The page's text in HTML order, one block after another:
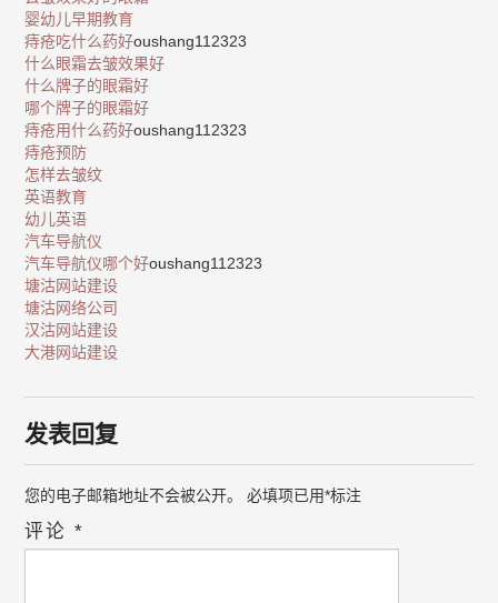
婴幼儿早期教育
痔疮吃什么药好oushang112323
什么眼霜去皱效果好
什么牌子的眼霜好
哪个牌子的眼霜好
痔疮用什么药好oushang112323
痔疮预防
怎样去皱纹
英语教育
幼儿英语
汽车导航仪
汽车导航仪哪个好oushang112323
塘沽网站建设
塘沽网络公司
汉沽网站建设
大港网站建设
发表回复
您的电子邮箱地址不会被公开。 必填项已用*标注
评论*